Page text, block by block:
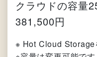
クラウドの容量
381,500円
※ Hot Cloud Storage